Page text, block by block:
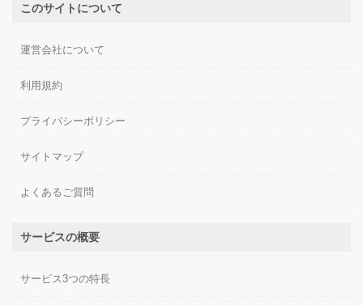
このサイトについて
運営会社について
利用規約
プライバシーポリシー
サイトマップ
よくあるご質問
サービスの概要
サービス3つの特長